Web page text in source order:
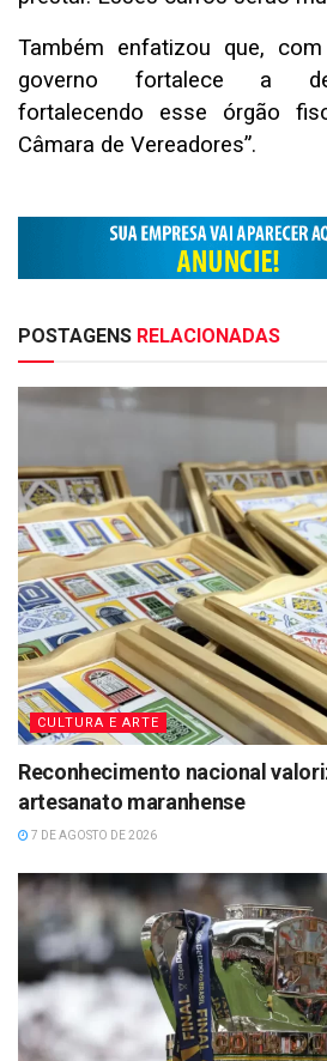
Também enfatizou que,
governo fortalece a
fortalecendo esse órgão
Câmara de Vereadores”.
POSTAGENS RELACIONADAS
CULTURA E ARTE
Reconhecimento nacional
artesanato maranhense
7 DE AGOSTO DE 2026